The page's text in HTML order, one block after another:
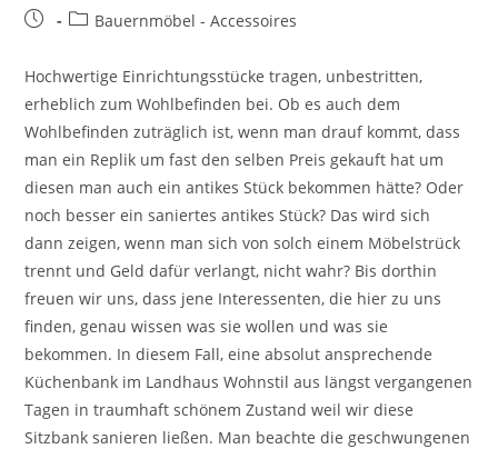
Bauernmöbel - Accessoires
Hochwertige Einrichtungsstücke tragen, unbestritten,
erheblich zum Wohlbefinden bei. Ob es auch dem
Wohlbefinden zuträglich ist, wenn man drauf kommt, dass
man ein Replik um fast den selben Preis gekauft hat um
diesen man auch ein antikes Stück bekommen hätte? Oder
noch besser ein saniertes antikes Stück? Das wird sich
dann zeigen, wenn man sich von solch einem Möbelstrück
trennt und Geld dafür verlangt, nicht wahr? Bis dorthin
freuen wir uns, dass jene Interessenten, die hier zu uns
finden, genau wissen was sie wollen und was sie
bekommen. In diesem Fall, eine absolut ansprechende
Küchenbank im Landhaus Wohnstil aus längst vergangenen
Tagen in traumhaft schönem Zustand weil wir diese
Sitzbank sanieren ließen. Man beachte die geschwungenen